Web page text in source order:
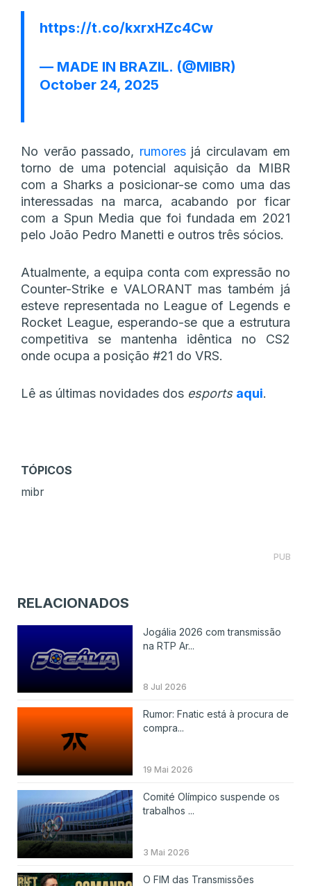
https://t.co/kxrxHZc4Cw
— MADE IN BRAZIL. (@MIBR)
October 24, 2025
No verão passado, rumoresjá circulavam em
torno de uma potencial aquisição da MIBR
com a Sharks a posicionar-se como uma das
interessadas na marca, acabando por ficar
com a Spun Media que foi fundada em 2021
pelo João Pedro Manetti e outros três sócios.
Atualmente, a equipa conta com expressão no
Counter-Strike e VALORANT mas também já
esteve representada no League of Legends e
Rocket League, esperando-se que a estrutura
competitiva se mantenha idêntica no CS2
onde ocupa a posição #21 do VRS.
Lê as últimas novidades dos esports aqui.
TÓPICOS
mibr
PUB
RELACIONADOS
Jogália 2026 com transmissão
na RTP Ar...
8 Jul 2026
Rumor: Fnatic está à procura de
compra...
19 Mai 2026
Comité Olímpico suspende os
trabalhos ...
3 Mai 2026
O FIM das Transmissões